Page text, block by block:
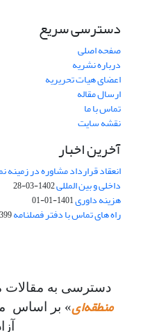
دسترسی سریع
صفحه اصلی
درباره نشریه
اعضای هیات تحریریه
ارسال مقاله
تماس با ما
نقشه سایت
آخرین اخبار
انعقاد قرارداد مشاوره در زمینه
داخلی و بین المللی1402-03-28
هزینه داوری1401-01-01
راه های تماس با دفتر فصلنامه08-20
دسترسی به مقالات
منطقه‌ای» بر اساس